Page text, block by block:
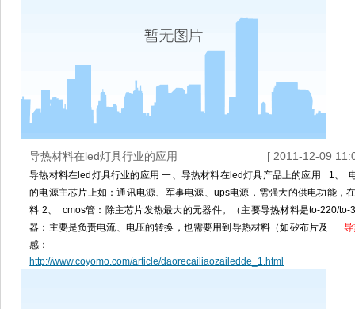
导热材料在led灯具行业的应用 [ 2011-12-09
导热材料在led灯具行业的应用 一、导热材料在led灯具产品上的应用 1、
的电源主芯片上如：通讯电源、军事电源、ups电源，需强大的供电功能，
料 2、 cmos管：除主芯片发热最大的元器件。（主要导热材料是to-220/
器：主要是负责电流、电压的转换，也需要用到导热材料（如矽布片及
感：
http://www.coyomo.com/article/daorecailiaozailedde_1.html